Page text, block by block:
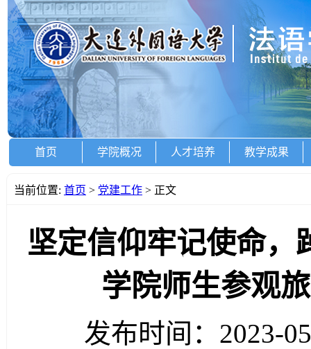
首页 学院概况 人才培养 教学成果
当前位置: 首页 > 党建工作 > 正文
坚定信仰牢记使命
学院师生参观
发布时间：2023-